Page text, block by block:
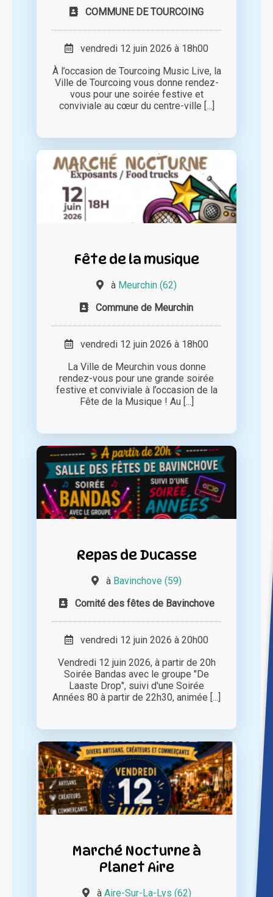
COMMUNE DE TOURCOING
vendredi 12 juin 2026 à 18h00
À l’occasion de Tourcoing Music Live, la
Ville de Tourcoing vous donne rendez-
vous pour une soirée festive et
conviviale au cœur du centre-ville [...]
Fête de la musique
à Meurchin (62)
Commune de Meurchin
vendredi 12 juin 2026 à 18h00
La Ville de Meurchin vous donne
rendez-vous pour une grande soirée
festive et conviviale à l’occasion de la
Fête de la Musique ! Au [...]
Repas de Ducasse
à Bavinchove (59)
Comité des fêtes de Bavinchove
vendredi 12 juin 2026 à 20h00
Vendredi 12 juin 2026, à partir de 20h
Soirée Bandas avec le groupe "De
Laaste Drop", suivi d'une Soirée
Années 80 à partir de 22h30, animée [...]
Marché Nocturne à
Planet Aire
à Aire-Sur-La-Lys (62)